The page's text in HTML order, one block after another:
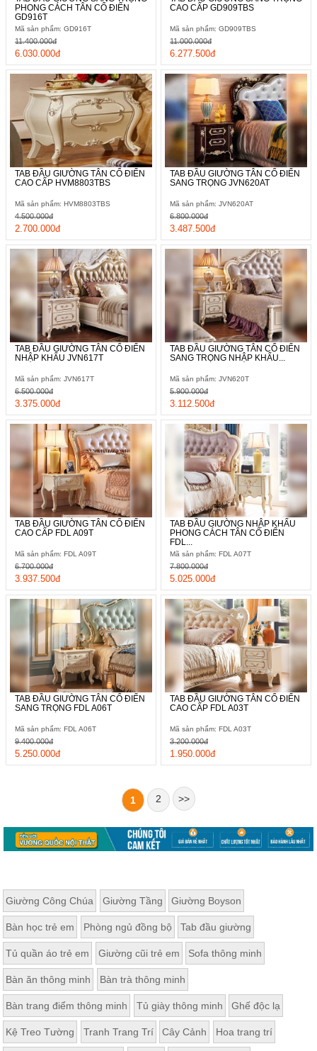
+Mẫu Tab đầu giường tân cổ điển sang trọng JVN619AT khi kết
hợp với bộ giường ngủ màu xanh pastel như mang đến làn gió
dịu nhẹ cho cả căn phòng của bạn.
PHONG CÁCH TÂN CỔ ĐIỂN
GD916T
Mã sản phẩm: GD916T
6.030.000đ
11.400.000đ
CAO CẤP GD909TBS
Mã sản phẩm: GD909TBS
6.277.500đ
11.000.000đ
TAB ĐẦU GIƯỜNG TÂN CỔ ĐIỂN
CAO CẤP HVM8803TBS
Mã sản phẩm: HVM8803TBS
2.700.000đ
4.500.000đ
TAB ĐẦU GIƯỜNG TÂN CỔ ĐIỂN
SANG TRỌNG JVN620AT
Mã sản phẩm: JVN620AT
3.487.500đ
6.800.000đ
TAB ĐẦU GIƯỜNG TÂN CỔ ĐIỂN
NHẬP KHẨU JVN617T
Mã sản phẩm: JVN617T
3.375.000đ
6.500.000đ
TAB ĐẦU GIƯỜNG TÂN CỔ ĐIỂN
SANG TRỌNG NHẬP KHẨU...
Mã sản phẩm: JVN620T
3.112.500đ
5.900.000đ
TAB ĐẦU GIƯỜNG TÂN CỔ ĐIỂN
CAO CẤP FDL A09T
Mã sản phẩm: FDL A09T
3.937.500đ
6.700.000đ
TAB ĐẦU GIƯỜNG NHẬP KHẨU
PHONG CÁCH TÂN CỔ ĐIỂN
FDL...
Mã sản phẩm: FDL A07T
5.025.000đ
7.800.000đ
TAB ĐẦU GIƯỜNG TÂN CỔ ĐIỂN
SANG TRỌNG FDL A06T
Mã sản phẩm: FDL A06T
5.250.000đ
9.400.000đ
TAB ĐẦU GIƯỜNG TÂN CỔ ĐIỂN
CAO CẤP FDL A03T
Mã sản phẩm: FDL A03T
1.950.000đ
3.200.000đ
1 2 >>
Giường Công Chúa Giường Tầng Giường Boyson
Bàn học trẻ em Phòng ngủ đồng bộ Tab đầu giường
Tủ quần áo trẻ em Giường cũi trẻ em Sofa thông minh
Bàn ăn thông minh Bàn trà thông minh
Bàn trang điểm thông minh Tủ giày thông minh Ghế độc lạ
Kệ Treo Tường Tranh Trang Trí Cây Cảnh Hoa trang trí